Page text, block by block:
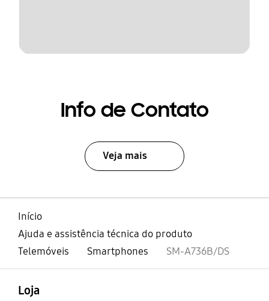
Info de Contato
Veja mais
Início
Ajuda e assistência técnica do produto
Telemóveis
Smartphones SM-A736B/DS
Loja